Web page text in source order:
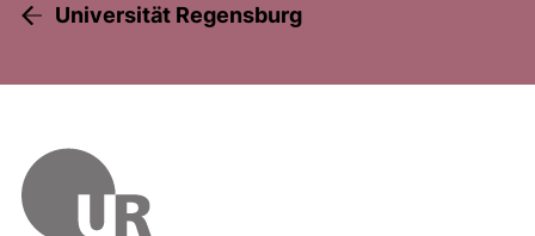
Universität Regensburg